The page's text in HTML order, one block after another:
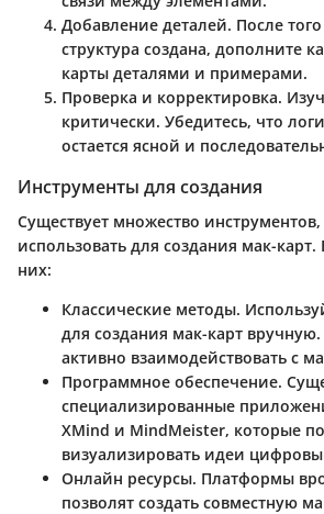
Добавление деталей. После
структура создана, дополните
карты деталями и примерами.
Проверка и корректировка.
критически. Убедитесь, что
остается ясной и
Инструменты для создания
Существует множество
использовать для создания мак-
них:
Классические методы.
для создания мак-карт вручную.
активно взаимодействовать с
Программное обеспечение.
специализированные
XMind и MindMeister, которые
визуализировать идеи
Онлайн ресурсы. Платформы
позволят создать совместную